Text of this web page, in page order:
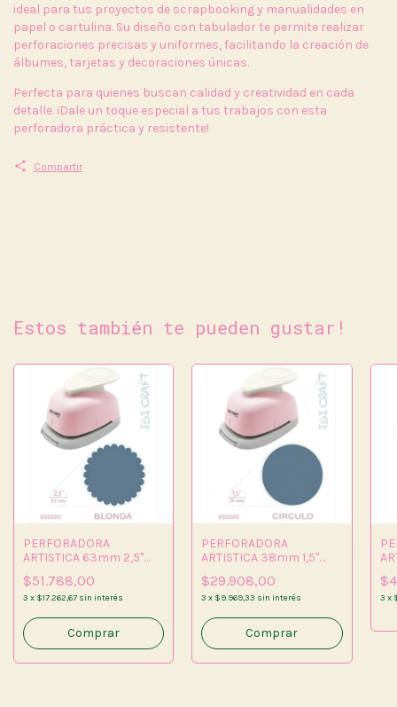
ideal para tus proyectos de scrapbooking y manualidades en
papel o cartulina. Su diseño con tabulador te permite realizar
perforaciones precisas y uniformes, facilitando la creación de
álbumes, tarjetas y decoraciones únicas.
Perfecta para quienes buscan calidad y creatividad en cada
detalle. ¡Dale un toque especial a tus trabajos con esta
perforadora práctica y resistente!
Compartir
Estos también te pueden gustar!
PERFORADORA
ARTISTICA 63mm 2,5"
$51.788,00
3 x $17.262,67 sin interés
PERFORADORA
ARTISTICA 38mm 1,5"
$29.908,00
3 x $9.969,33 sin interés 3 x